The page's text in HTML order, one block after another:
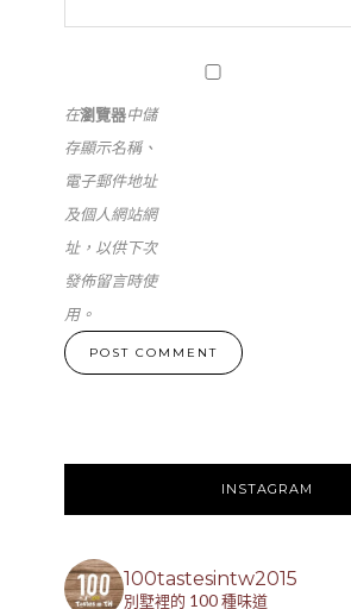
在瀏覽器中儲
存顯示名稱、
電子郵件地址
及個人網站網
址，以供下次
發佈留言時使
用。
INSTAGRAM
100tastesintw2015
別墅裡的 100 種味道